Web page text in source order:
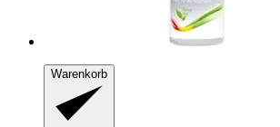
Warenkorb